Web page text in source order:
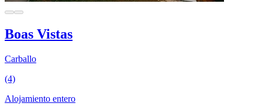
Boas Vistas
Carballo
(4)
Alojamiento entero